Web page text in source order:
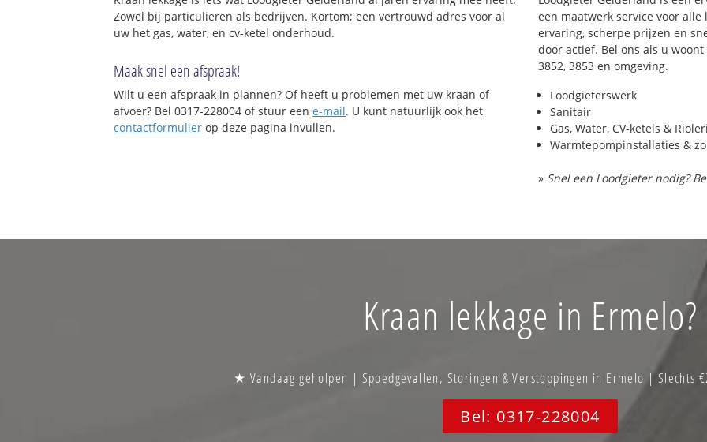
Zowel bij particulieren als bedrijven. Kortom; een vertrouwd adres voor al
uw het gas, water, en cv-ketel onderhoud.
Maak snel een afspraak!
Wilt u een afspraak in plannen? Of heeft u problemen met uw kraan of
afvoer? Bel 0317-228004 of stuur eene-mail. U kunt natuurlijk ook het
contactformulier op deze pagina invullen.
een maatwerk service voor
ervaring, scherpe prijzen en
door actief. Bel ons als u
3852, 3853 en omgeving.
Loodgieterswerk
Sanitair
Gas, Water, CV-ketels &
Warmtepompinstallaties &
» Snel een Loodgieter nodig?
Kraan lekkage in Ermelo?
★ Vandaag geholpen | Spoedgevallen, Storingen & Verstoppingen in Ermelo | Slechts
Bel: 0317-228004